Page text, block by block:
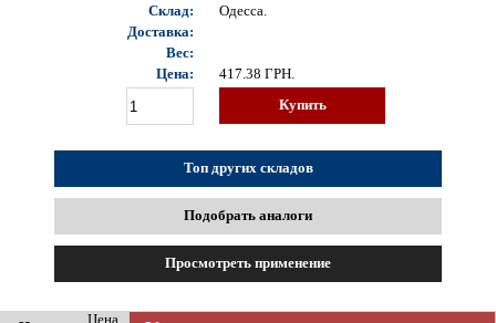
Склад:
Одесса.
Доставка:
Вес:
Цена:
417.38 ГРН.
Купить
Топ других складов
Подобрать аналоги
Просмотреть применение
Цена,